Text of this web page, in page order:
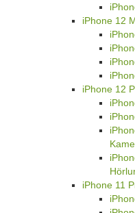
iPhone 12
iPhone 12
iPhone 11